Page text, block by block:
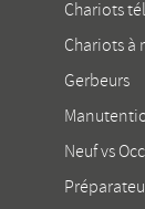
Chariots
Chariots à
Gerbeurs
Neuf vs